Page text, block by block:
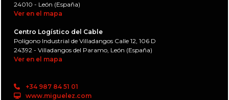
24010 - León (España)
Ver en el mapa
Centro Logístico del Cable
Polígono Industrial de Villadangos Calle 12, 106 D
24392 - Villadangos del Paramo, León (España)
Ver en el mapa
+34 987 84 51 01
www.miguelez.com